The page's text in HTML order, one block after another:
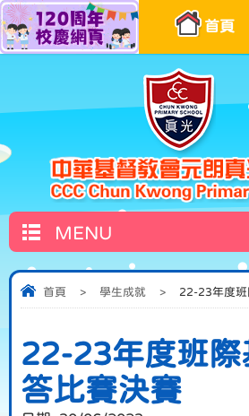
首頁
MENU
首頁 > 學生成就 > 22-23年度班
22-23年度班際
答比賽決賽